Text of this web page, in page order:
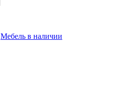
Мебель в наличии